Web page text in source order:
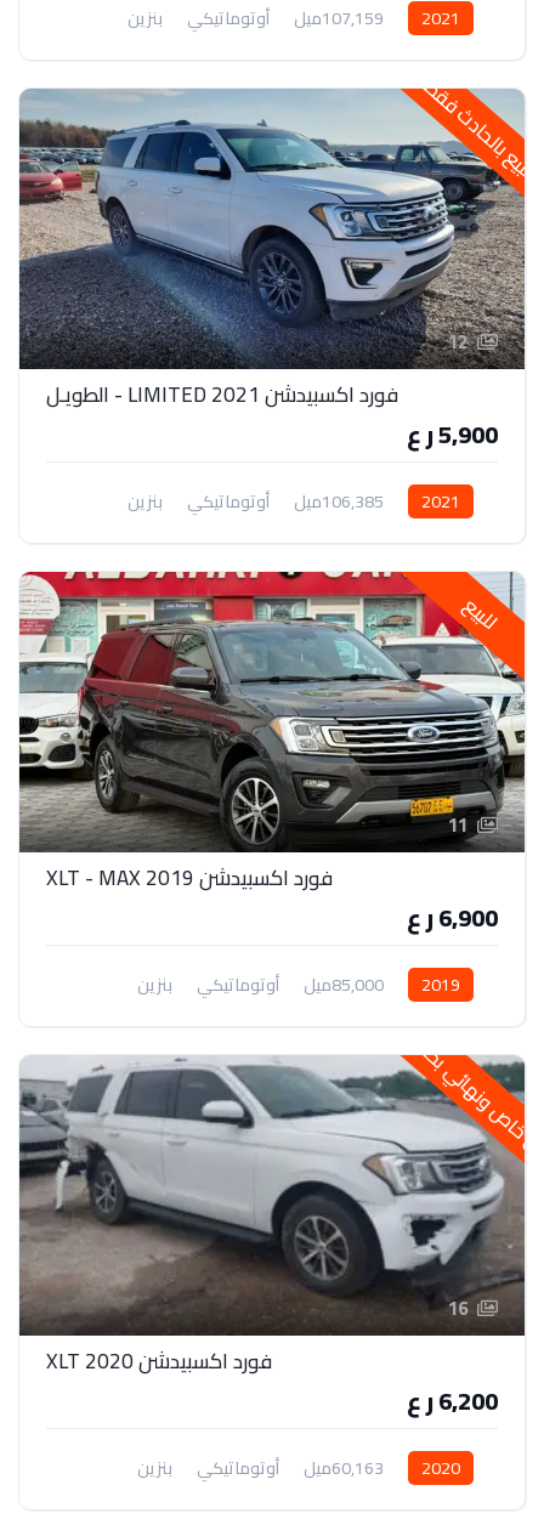
2021 107,159ميل أوتوماتيكي
بنزين
دفع رباعي
بالحادث فقط
12
فورد اكسبيدشن 2021 LIMITED - الطويـل
5,900 ر ع
2021 106,385ميل أوتوماتيكي
بنزين
دفع رباعي
للبيع
11
فورد اكسبيدشن 2019 XLT - MAX
6,900 ر ع
2019 85,000ميل أوتوماتيكي
بنزين
دفع رباعي
ونهائي بحالتها
16
فورد اكسبيدشن 2020 XLT
6,200 ر ع
2020 60,163ميل أوتوماتيكي
بنزين
دفع رباعي